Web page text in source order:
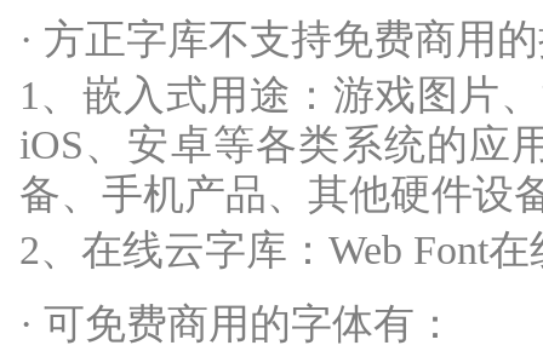
· 方正字库不支持免费商用
1、嵌入式用途：游戏图片
iOS、安卓等各类系统的应
备、手机产品、其他硬件设
2、在线云字库：Web Font
· 可免费商用的字体有：